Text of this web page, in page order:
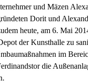
und Mäzen
Dorit und
heute, am 6. Mai
der Kunsthalle zu
im
die